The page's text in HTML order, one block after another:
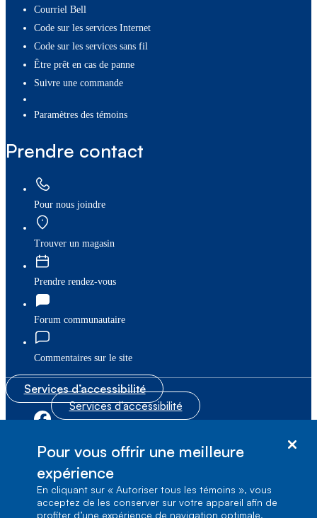
Courriel Bell
Code sur les services Internet
Code sur les services sans fil
Être prêt en cas de panne
Suivre une commande
paramètres des témoins
Prendre contact
Pour nous joindre
Trouver un magasin
Prendre rendez-vous
Forum communautaire
Commentaires sur le site
Services d’accessibilité
Services d’accessibilité
1, carrefour Alexander-Graham-Bell, Aile A-7,
Verdun, Québec, H3E 3B3
Pour vous offrir une meilleure
expérience
En cliquant sur « Autoriser tous les témoins », vous
acceptez de les conserver sur votre appareil afin de
profiter d’une expérience de navigation optimale,